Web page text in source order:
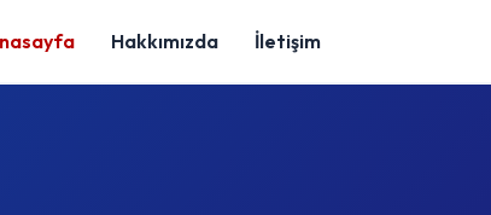
Hakkımızda İletişim